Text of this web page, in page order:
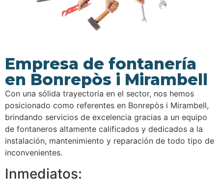
Empresa de fontanería
en Bonrepòs i Mirambell
Con una sólida trayectoria en el sector, nos hemos
posicionado como referentes en Bonrepòs i Mirambell,
brindando servicios de excelencia gracias a un equipo
de fontaneros altamente calificados y dedicados a la
instalación, mantenimiento y reparación de todo tipo de
inconvenientes.
Inmediatos: